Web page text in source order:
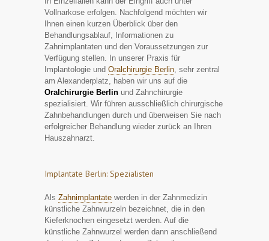
Vollnarkose erfolgen. Nachfolgend möchten wir
Ihnen einen kurzen Überblick über den
Behandlungsablauf, Informationen zu
Zahnimplantaten und den Voraussetzungen zur
Verfügung stellen. In unserer Praxis für
Implantologie und Oralchirurgie Berlin, sehr zentral
am Alexanderplatz, haben wir uns auf die
Oralchirurgie Berlin und Zahnchirurgie
spezialisiert. Wir führen ausschließlich chirurgische
Zahnbehandlungen durch und überweisen Sie nach
erfolgreicher Behandlung wieder zurück an Ihren
Hauszahnarzt.
Implantate Berlin: Spezialisten
Als Zahnimplantate werden in der Zahnmedizin
künstliche Zahnwurzeln bezeichnet, die in den
Kieferknochen eingesetzt werden. Auf die
künstliche Zahnwurzel werden dann anschließend